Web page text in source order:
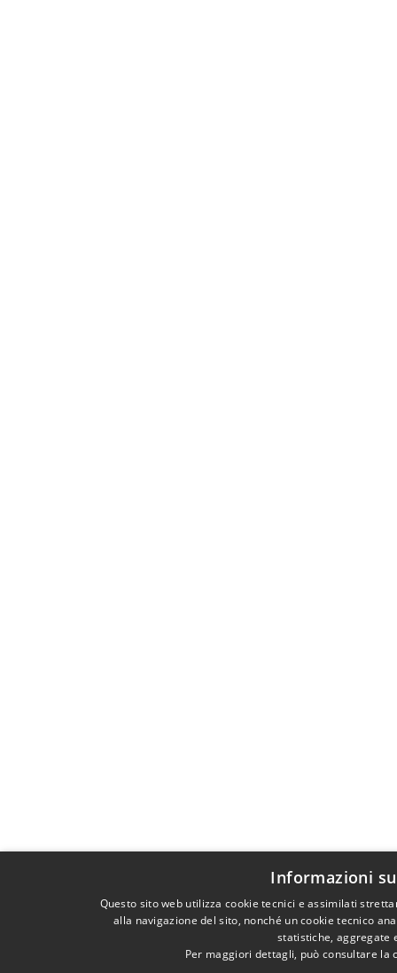
Informazioni
Questo sito web utilizza cookie tecnici e assimilati
alla navigazione del sito, nonché un cookie tecnico
statistiche, aggregate
Per maggiori dettagli, può consultare la